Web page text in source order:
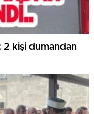
2 kişi dumandan